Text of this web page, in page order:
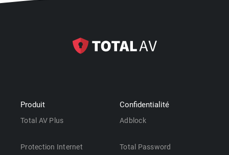
Produit
Total AV Plus
Protection Internet
Confidentialité
Adblock
Total Password